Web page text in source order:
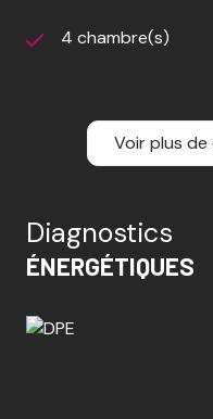
4 chambre(s)
1 salle(s) d'eau
construit en 1962
cuisine séparée
Chauffage
Voir plus
Diagnostics
ÉNERGÉTIQUES